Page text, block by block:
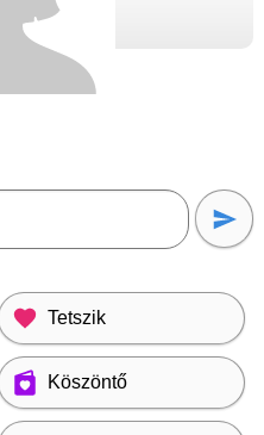
Tetszik
Köszöntő